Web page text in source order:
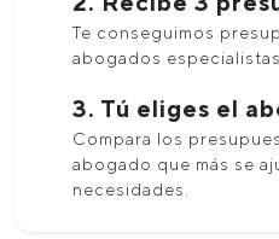
Te conseguimos
abogados especialistas
3. Tú eliges el
Compara los
abogado que más se
necesidades.